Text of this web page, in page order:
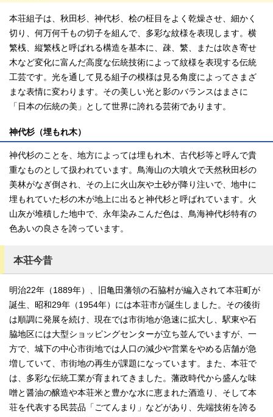
本荘組子は、秋田杉、神代杉、桧の柾目をよく乾燥させ、細かく
切り、何万何千もの切子を組んで、多彩な紋様を表現します。横
繁桟、縦繁桟と呼ばれる構造を基本に、疎、繁、または吹き寄せ
木など変化に富んだ高度な伝統技術によって紋様を表現する伝統
工芸です。光を通して見る組子の模様は見る角度によってさまざ
まな表情に変わります。その美しい光と影のバランスはまさに
「日本の伝統の美」として世界に誇れる芸術であります。
神代杉（埋もれ木）
神代杉のことを、地方によっては埋もれ木、古代杉等と呼んで貴
重なものとして扱われています。鳥海山の大噴火で天然秋田杉の
美林がなぎ倒され、その上に火山灰や土砂が降り注いで、地中に
埋もれていた杉の木が地上に出ると神代杉と呼ばれています。火
山灰が堆積した地中で、永年染みこんだ色は、鳥海神代杉特有の
色あいの良さを誇っています。
本荘今昔
明治22年（1889年）、旧亀田藩領の石脇村が編入されて本荘町が
誕生、昭和29年（1954年）には本荘市が誕生しました。その後街
は順調に発展を続け、現在では市街地が急速に拡大し、駅東や石
脇地区には大型ショッピングセンターが立ち並んでいますが、一
方で、城下の中心市街地では人口の減少や営業をやめる店舗が急
増していて、市街地の再生が課題になっています。また、本荘で
は、多彩な伝統工業が育まれてきました。藩政時代から盛んな味
噌と醤油の醸造や本荘米と豊かな水に恵まれた酒造り、そして本
荘を代表する民芸品「ごてんまり」などがあり、先端技術を誇る